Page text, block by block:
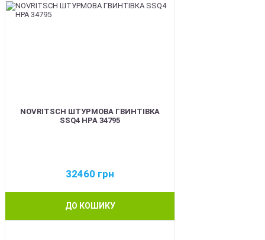
NOVRITSCH ШТУРМОВА ГВИНТІВКА
SSQ4 HPA 34795
32460 грн
ДО КОШИКУ